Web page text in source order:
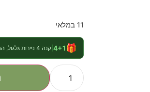
11 במלאי
🎁
4+1 קנה 4 ניירות גלגול, החמישי חינם